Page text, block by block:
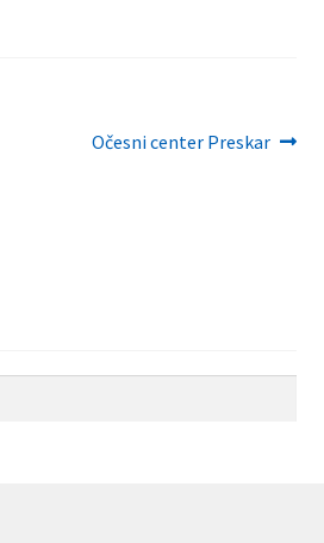
Next
Očesni center Preskar